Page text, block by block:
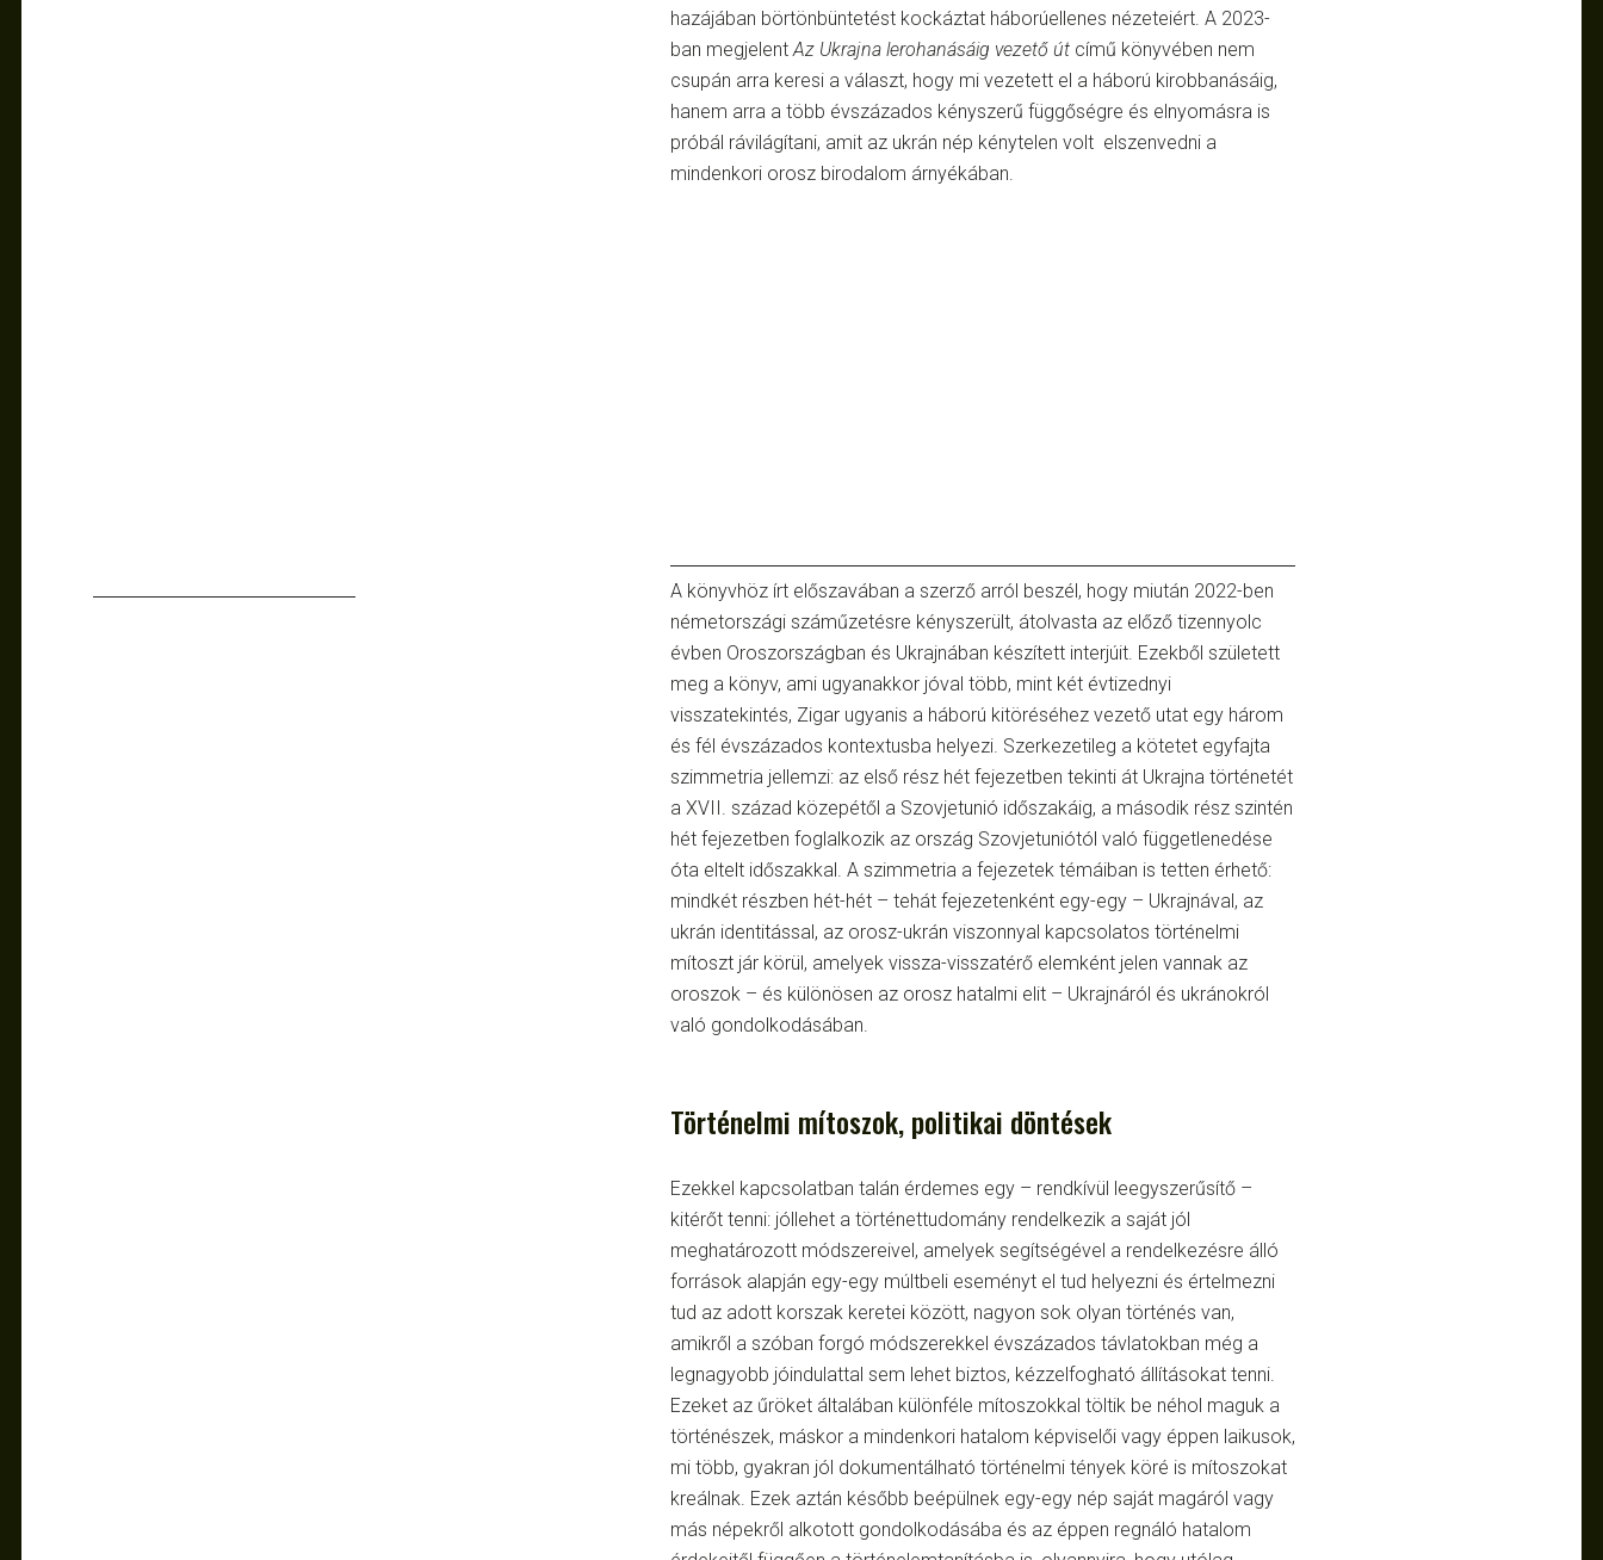
hazájában börtönbüntetést kockáztat háborúellenes nézeteiért. A 2023-
ban megjelentAz Ukrajna lerohanásáig vezető út című könyvében nem
csupán arra keresi a választ, hogy mi vezetett el a háború kirobbanásáig,
hanem arra a több évszázados kényszerű függőségre és elnyomásra is
próbál rávilágítani, amit az ukrán nép kénytelen volt elszenvedni a
mindenkori orosz birodalom árnyékában.
A könyvhöz írt előszavában a szerző arról beszél, hogy miután 2022-ben
németországi száműzetésre kényszerült, átolvasta az előző tizennyolc
évben Oroszországban és Ukrajnában készített interjúit. Ezekből született
meg a könyv, ami ugyanakkor jóval több, mint két évtizednyi
visszatekintés, Zigar ugyanis a háború kitöréséhez vezető utat egy három
és fél évszázados kontextusba helyezi. Szerkezetileg a kötetet egyfajta
szimmetria jellemzi: az első rész hét fejezetben tekinti át Ukrajna történetét
a XVII. század közepétől a Szovjetunió időszakáig, a második rész szintén
hét fejezetben foglalkozik az ország Szovjetuniótól való függetlenedése
óta eltelt időszakkal. A szimmetria a fejezetek témáiban is tetten érhető:
mindkét részben hét-hét – tehát fejezetenként egy-egy – Ukrajnával, az
ukrán identitással, az orosz-ukrán viszonnyal kapcsolatos történelmi
mítoszt jár körül, amelyek vissza-visszatérő elemként jelen vannak az
oroszok – és különösen az orosz hatalmi elit – Ukrajnáról és ukránokról
való gondolkodásában.
Történelmi mítoszok, politikai döntések
Ezekkel kapcsolatban talán érdemes egy – rendkívül leegyszerűsítő –
kitérőt tenni: jóllehet a történettudomány rendelkezik a saját jól
meghatározott módszereivel, amelyek segítségével a rendelkezésre álló
források alapján egy-egy múltbeli eseményt el tud helyezni és értelmezni
tud az adott korszak keretei között, nagyon sok olyan történés van,
amikről a szóban forgó módszerekkel évszázados távlatokban még a
legnagyobb jóindulattal sem lehet biztos, kézzelfogható állításokat tenni.
Ezeket az űröket általában különféle mítoszokkal töltik be néhol maguk a
történészek, máskor a mindenkori hatalom képviselői vagy éppen laikusok,
mi több, gyakran jól dokumentálható történelmi tények köré is mítoszokat
kreálnak. Ezek aztán később beépülnek egy-egy nép saját magáról vagy
más népekről alkotott gondolkodásába és az éppen regnáló hatalom